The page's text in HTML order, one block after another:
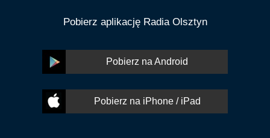
Pobierz aplikację Radia Olsztyn
Pobierz na Android
Pobierz na iPhone / iPad